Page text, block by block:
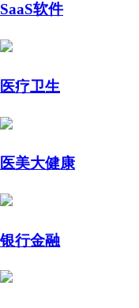
SaaS软件
医疗卫生
医美大健康
银行金融